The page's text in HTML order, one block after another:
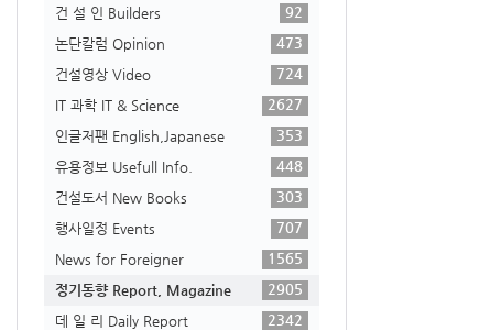
건 설 인 Builders
92
논단칼럼 Opinion
473
건설영상 Video
724
IT 과학 IT & Science
2627
인글저팬 English,Japanese
353
유용정보 Usefull Info.
448
건설도서 New Books
303
행사일정 Events
707
News for Foreigner
1565
정기동향 Report, Magazine
2905
데 일 리 Daily Report
2342